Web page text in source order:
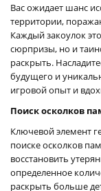
Вас ожидает шанс
территории,
Каждый закоулок
сюрпризы, но и
раскрыть.
будущего и
игровой опыт и
Поиск осколков
Ключевой элемент
поиске осколков
восстановить
определенное
раскрыть больше